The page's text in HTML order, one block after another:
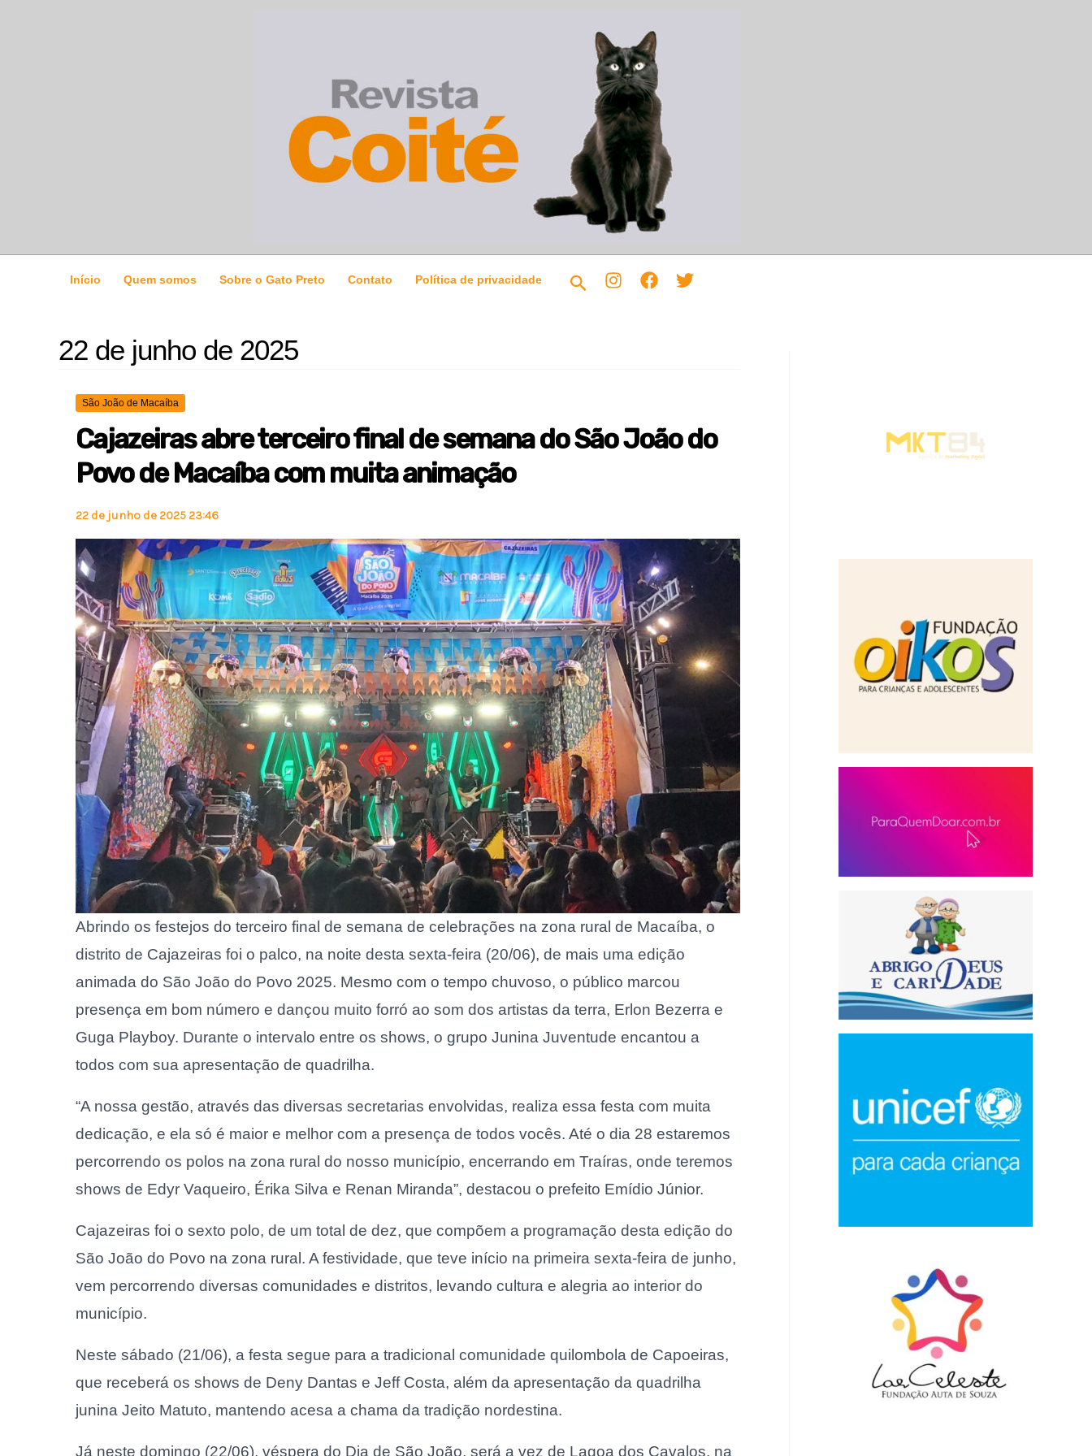
Início Quem somos Sobre o Gato Preto Contato Política de privacidade Pesquisar
22 de junho de 2025
São João de Macaíba
Cajazeiras abre terceiro final de semana do São João do
Povo de Macaíba com muita animação
22 de junho de 2025 23:46
Abrindo os festejos do terceiro final de semana de celebrações na zona rural de Macaíba, o
distrito de Cajazeiras foi o palco, na noite desta sexta-feira (20/06), de mais uma edição
animada do São João do Povo 2025. Mesmo com o tempo chuvoso, o público marcou
presença em bom número e dançou muito forró ao som dos artistas da terra, Erlon Bezerra e
Guga Playboy. Durante o intervalo entre os shows, o grupo Junina Juventude encantou a
todos com sua apresentação de quadrilha.
“A nossa gestão, através das diversas secretarias envolvidas, realiza essa festa com muita
dedicação, e ela só é maior e melhor com a presença de todos vocês. Até o dia 28 estaremos
percorrendo os polos na zona rural do nosso município, encerrando em Traíras, onde teremos
shows de Edyr Vaqueiro, Érika Silva e Renan Miranda”, destacou o prefeito Emídio Júnior.
Cajazeiras foi o sexto polo, de um total de dez, que compõem a programação desta edição do
São João do Povo na zona rural. A festividade, que teve início na primeira sexta-feira de junho,
vem percorrendo diversas comunidades e distritos, levando cultura e alegria ao interior do
município.
Neste sábado (21/06), a festa segue para a tradicional comunidade quilombola de Capoeiras,
que receberá os shows de Deny Dantas e Jeff Costa, além da apresentação da quadrilha
junina Jeito Matuto, mantendo acesa a chama da tradição nordestina.
Já neste domingo (22/06), véspera do Dia de São João, será a vez de Lagoa dos Cavalos, na